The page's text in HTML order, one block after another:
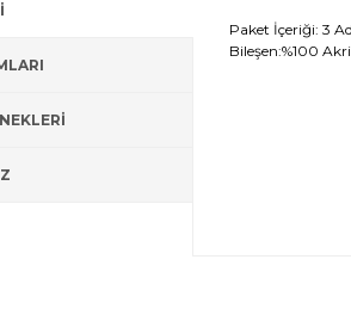
Paket İçeriği: 3
Bileşen:%100